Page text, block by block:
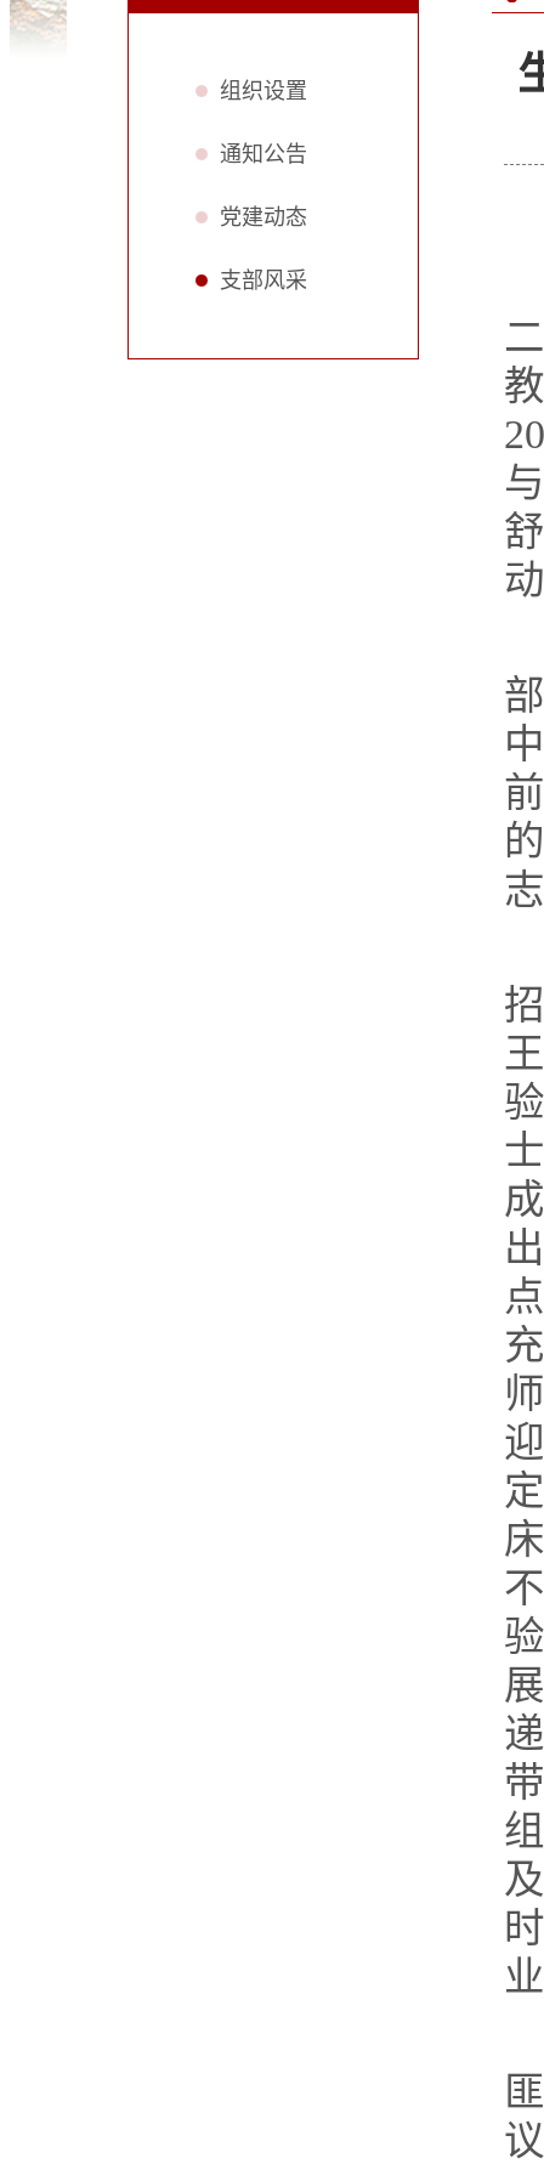
组织设置
通知公告
党建动态
支部风采